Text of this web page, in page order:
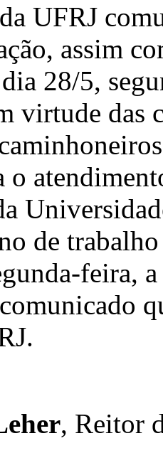
UFRJ
assim
28/5,
virtude das
o
de
feira,
, Reitor